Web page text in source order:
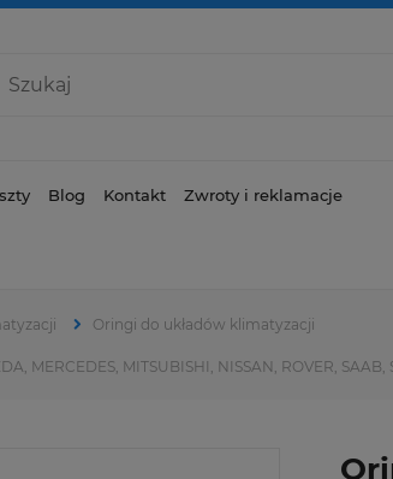
Blog Kontakt Zwroty i reklamacje
Oringi do układów klimatyzacji
MERCEDES, MITSUBISHI, NISSAN, ROVER,